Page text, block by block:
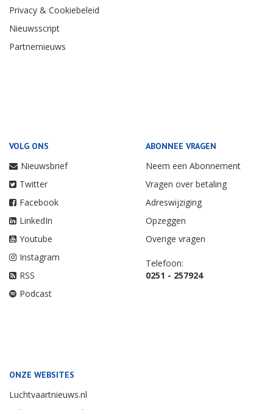
Privacy & Cookiebeleid
Nieuwsscript
Partnernieuws
VOLG ONS
Nieuwsbrief
Twitter
Facebook
LinkedIn
Youtube
Instagram
RSS
Podcast
ABONNEE VRAGEN
Neem een Abonnement
Vragen over betaling
Adreswijziging
Opzeggen
Overige vragen
Telefoon:
0251 - 257924
ONZE WEBSITES
Luchtvaartnieuws.nl